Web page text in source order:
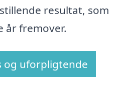
resultat, som
år fremover.
og uforpligtende